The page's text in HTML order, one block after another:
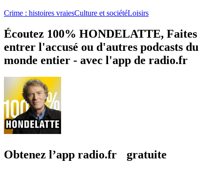
Crime : histoires vraiesCulture et sociétéLoisirs
Écoutez 100% HONDELATTE, Faites
entrer l'accusé ou d'autres podcasts du
monde entier - avec l'app de radio.fr
Obtenez l’app radio.fr gratuite